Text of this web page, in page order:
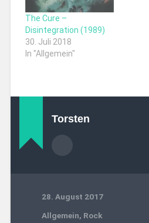
The Cure –
Disintegration (1989)
30. Juli 2018
In "Allgemein"
Torsten
28. August 2017
Allgemein, Rock